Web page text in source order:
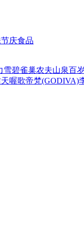
节庆食品
雪碧雀巢农夫山泉百
天喔歌帝梵(GODIVA)